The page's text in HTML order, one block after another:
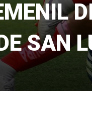
SAN